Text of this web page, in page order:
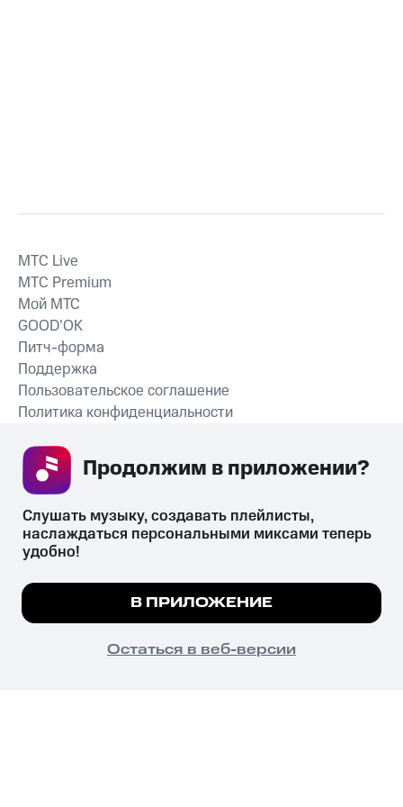
СКАЧАТЬ ПРИЛОЖЕНИЕ
MTС Live
MTС Premium
Мой МТС
GOOD’OK
Питч-форма
Поддержка
Пользовательское соглашение
Политика конфиденциальности
психотропных веществ, их аналогов причиняет вред здоровью,
их незаконный оборот запрещён и влечёт установленную
законодательством ответственность.
© 2026 ООО «КИОН».
Все права защищены
Мы используем куки, чтобы на сайте все
Подробнее
ПОНЯТНО
Слушать музыку, создавать плейлисты,
наслаждаться персональными миксами теперь
удобно!
В ПРИЛОЖЕНИЕ
Остаться в веб-версии